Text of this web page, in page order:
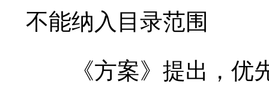
不能纳入目录范围
《方案》提出，优